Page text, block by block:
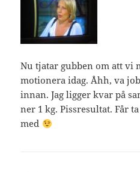
Nu tjatar gubben om att vi
motionera idag. Åhh, va
innan. Jag ligger kvar på
ner 1 kg. Pissresultat. Får
med